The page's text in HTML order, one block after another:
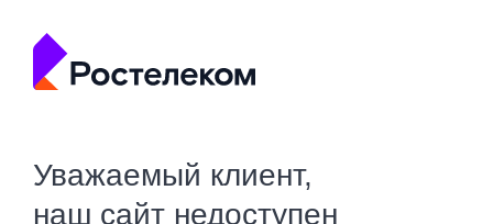
Уважаемый клиент,
наш сайт недоступен